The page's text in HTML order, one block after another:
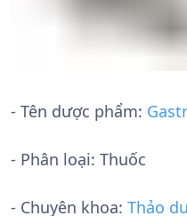
- Tên dược phẩm:
- Phân loại: Thuốc
- Chuyên khoa: Thảo